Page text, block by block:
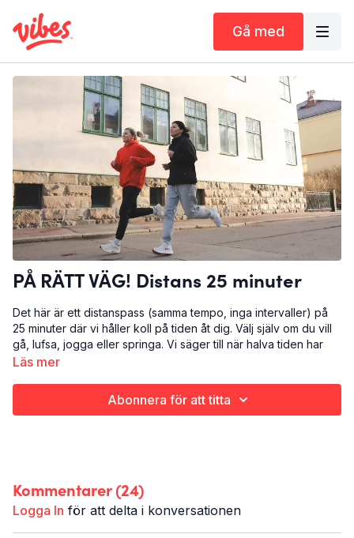
Gå med
PÅ RÄTT VÄG! Distans 25 minuter
Det här är ett distanspass (samma tempo, inga intervaller) på
25 minuter där vi håller koll på tiden åt dig. Välj själv om du vill
gå, lufsa, jogga eller springa. Vi säger till när halva tiden har
gått om du springer fram och tillbaka. Alltså inte fram och
på väg i helt rätt riktning! Pssst: kommentera gärna vad du
Hela kroppen
Tips:se till att du har laddat ner appen, så du kan ladda ner
Läs mer
Abonnera för att titta
Kommentarer (24)
Logga In för att delta i konversationen